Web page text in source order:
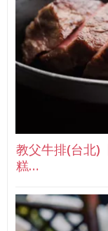
教父牛排(台北)
糕…